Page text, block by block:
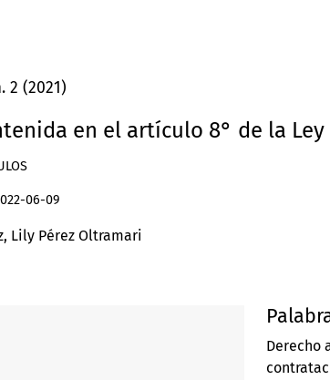
2 (2021)
en el artículo 8° de la Ley
06-09
Lily Pérez Oltramari
Derecho